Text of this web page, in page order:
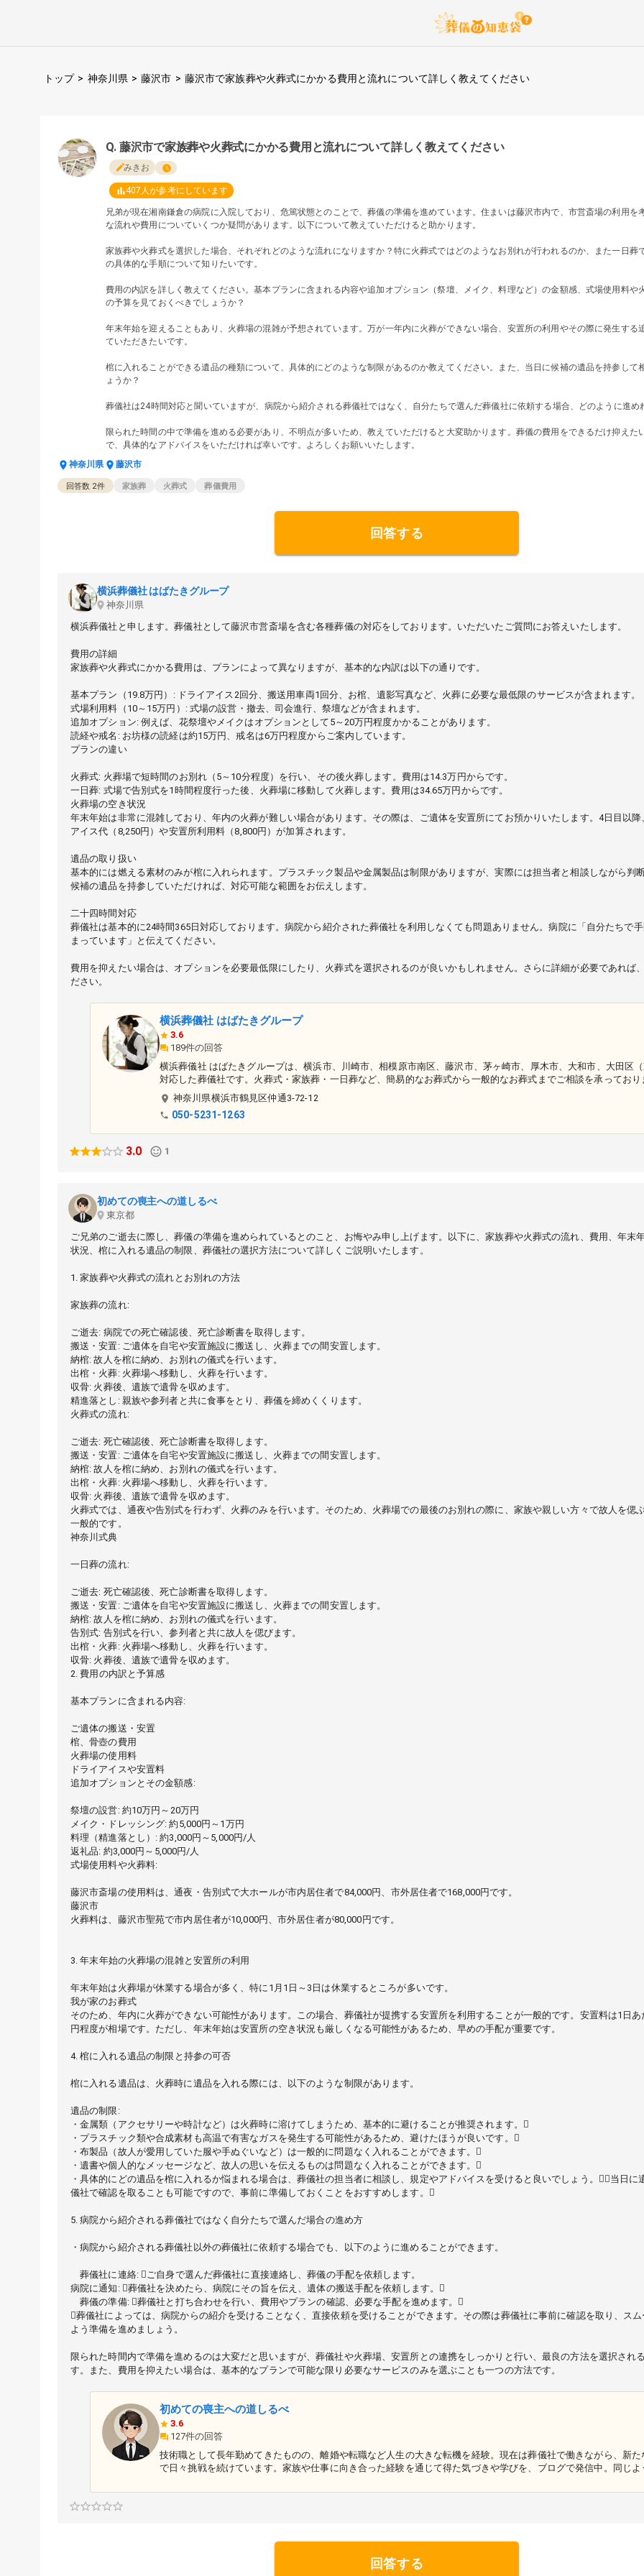
トップ > 神奈川県 > 藤沢市 > 藤沢市で家族葬や火葬式にかかる費用と流れについて詳しく教えてください
藤沢市で家族葬や火葬式にかかる費用と流れについて詳しく教えてください
みきお
407 人が参考にしています
兄弟が現在湘南鎌倉の病院に入院しており、危篤状態とのことで、葬儀の準備を進めています。住まいは藤沢市内で、市営斎場の利用を
な流れや費用についていくつか疑問があります。以下について教えていただけると助かります。
家族葬や火葬式を選択した場合、それぞれどのような流れになりますか？特に火葬式ではどのようなお別れが行われるのか、また一日葬
の具体的な手順について知りたいです。
費用の内訳を詳しく教えてください。基本プランに含まれる内容や追加オプション（祭壇、メイク、料理など）の金額感、式場使用料や
の予算を見ておくべきでしょうか？
年末年始を迎えることもあり、火葬場の混雑が予想されています。万が一年内に火葬ができない場合、安置所の利用やその際に発生する
ていただきたいです。
棺に入れることができる遺品の種類について、具体的にどのような制限があるのか教えてください。また、当日に候補の遺品を持参して
ょうか？
葬儀社は24時間対応と聞いていますが、病院から紹介される葬儀社ではなく、自分たちで選んだ葬儀社に依頼する場合、どのように進め
限られた時間の中で準備を進める必要があり、不明点が多いため、教えていただけると大変助かります。葬儀の費用をできるだけ抑えた
で、具体的なアドバイスをいただければ幸いです。よろしくお願いいたします。
神奈川県
藤沢市
回答数 2件 家族葬 火葬式 葬儀費用
回答する
横浜葬儀社 はばたきグループ
神奈川県
横浜葬儀社と申します。葬儀社として藤沢市営斎場を含む各種葬儀の対応をしております。いただいたご質問にお答えいたします。
費用の詳細
家族葬や火葬式にかかる費用は、プランによって異なりますが、基本的な内訳は以下の通りです。
基本プラン（19.8万円）: ドライアイス2回分、搬送用車両1回分、お棺、遺影写真など、火葬に必要な最低限のサービスが含まれます。
式場利用料（10～15万円）: 式場の設営・撤去、司会進行、祭壇などが含まれます。
追加オプション: 例えば、花祭壇やメイクはオプションとして5～20万円程度かかることがあります。
読経や戒名: お坊様の読経は約15万円、戒名は6万円程度からご案内しています。
プランの違い
火葬式: 火葬場で短時間のお別れ（5～10分程度）を行い、その後火葬します。費用は14.3万円からです。
一日葬: 式場で告別式を1時間程度行った後、火葬場に移動して火葬します。費用は34.65万円からです。
火葬場の空き状況
年末年始は非常に混雑しており、年内の火葬が難しい場合があります。その際は、ご遺体を安置所にてお預かりいたします。4日目以降
アイス代（8,250円）や安置所利用料（8,800円）が加算されます。
遺品の取り扱い
基本的には燃える素材のみが棺に入れられます。プラスチック製品や金属製品は制限がありますが、実際には担当者と相談しながら判
候補の遺品を持参していただければ、対応可能な範囲をお伝えします。
二十四時間対応
葬儀社は基本的に24時間365日対応しております。病院から紹介された葬儀社を利用しなくても問題ありません。病院に「自分たちで
まっています」と伝えてください。
費用を抑えたい場合は、オプションを必要最低限にしたり、火葬式を選択されるのが良いかもしれません。さらに詳細が必要であれば
ださい。
横浜葬儀社 はばたきグループ
3.6
189件の回答
横浜葬儀社 はばたきグループは、横浜市、川崎市、相模原市南区、藤沢市、茅ヶ崎市、厚木市、大和市、大田区
対応した葬儀社です。火葬式・家族葬・一日葬など、簡易的なお葬式から一般的なお葬式までご相談を承っております
横浜市営斎場〉での家族葬専門！ ▶横浜北部斎場 ▶横浜南部斎場 ▶横浜久保山斎場 ▶横浜戸塚斎
であれば市営斎場を市民価格でご利用可能！ ▶費用や流れなど葬儀のお悩みを解消いたします ▶ケアマネージャー
看護師からの依頼も多数あり ▶お葬式がはじめてでよくわからない方に丁寧にご説明いたします ▶女性 葬儀相談
在籍 ▶葬儀に必要なものを含んだプランをご用意
神奈川県横浜市鶴見区仲通3-72-12
050-5231-1263
3.0 1
初めての喪主への道しるべ
東京都
ご兄弟のご逝去に際し、葬儀の準備を進められているとのこと、お悔やみ申し上げます。以下に、家族葬や火葬式の流れ、費用、年末
状況、棺に入れる遺品の制限、葬儀社の選択方法について詳しくご説明いたします。
1. 家族葬や火葬式の流れとお別れの方法
家族葬の流れ:
ご逝去: 病院での死亡確認後、死亡診断書を取得します。
搬送・安置: ご遺体を自宅や安置施設に搬送し、火葬までの間安置します。
納棺: 故人を棺に納め、お別れの儀式を行います。
出棺・火葬: 火葬場へ移動し、火葬を行います。
収骨: 火葬後、遺族で遺骨を収めます。
精進落とし: 親族や参列者と共に食事をとり、葬儀を締めくくります。
火葬式の流れ:
ご逝去: 死亡確認後、死亡診断書を取得します。
搬送・安置: ご遺体を自宅や安置施設に搬送し、火葬までの間安置します。
納棺: 故人を棺に納め、お別れの儀式を行います。
出棺・火葬: 火葬場へ移動し、火葬を行います。
収骨: 火葬後、遺族で遺骨を収めます。
火葬式では、通夜や告別式を行わず、火葬のみを行います。そのため、火葬場での最後のお別れの際に、家族や親しい方々で故人を偲
一般的です。
神奈川式典
一日葬の流れ:
ご逝去: 死亡確認後、死亡診断書を取得します。
搬送・安置: ご遺体を自宅や安置施設に搬送し、火葬までの間安置します。
納棺: 故人を棺に納め、お別れの儀式を行います。
告別式: 告別式を行い、参列者と共に故人を偲びます。
出棺・火葬: 火葬場へ移動し、火葬を行います。
収骨: 火葬後、遺族で遺骨を収めます。
2. 費用の内訳と予算感
基本プランに含まれる内容:
ご遺体の搬送・安置
棺、骨壺の費用
火葬場の使用料
ドライアイスや安置料
追加オプションとその金額感:
祭壇の設営: 約10万円～20万円
メイク・ドレッシング: 約5,000円～1万円
料理（精進落とし）: 約3,000円～5,000円/人
返礼品: 約3,000円～5,000円/人
式場使用料や火葬料:
藤沢市斎場の使用料は、通夜・告別式で大ホールが市内居住者で84,000円、市外居住者で168,000円です。
藤沢市
火葬料は、藤沢市聖苑で市内居住者が10,000円、市外居住者が80,000円です。
3. 年末年始の火葬場の混雑と安置所の利用
年末年始は火葬場が休業する場合が多く、特に1月1日～3日は休業するところが多いです。
我が家のお葬式
そのため、年内に火葬ができない可能性があります。この場合、葬儀社が提携する安置所を利用することが一般的です。安置料は1日
円程度が相場です。ただし、年末年始は安置所の空き状況も厳しくなる可能性があるため、早めの手配が重要です。
4. 棺に入れる遺品の制限と持参の可否
棺に入れる遺品は、火葬時に遺品を入れる際には、以下のような制限があります。
遺品の制限:
・金属類（アクセサリーや時計など）は火葬時に溶けてしまうため、基本的に避けることが推奨されます。
・プラスチック類や合成素材も高温で有害なガスを発生する可能性があるため、避けたほうが良いです。
・布製品（故人が愛用していた服や手ぬぐいなど）は一般的に問題なく入れることができます。
・遺書や個人的なメッセージなど、故人の思いを伝えるものは問題なく入れることができます。
・具体的にどの遺品を棺に入れるか悩まれる場合は、葬儀社の担当者に相談し、規定やアドバイスを受けると良いでしょう。当日に
儀社で確認を取ることも可能ですので、事前に準備しておくことをおすすめします。
5. 病院から紹介される葬儀社ではなく自分たちで選んだ場合の進め方
・病院から紹介される葬儀社以外の葬儀社に依頼する場合でも、以下のように進めることができます。
葬儀社に連絡: ご自身で選んだ葬儀社に直接連絡し、葬儀の手配を依頼します。
病院に通知: 葬儀社を決めたら、病院にその旨を伝え、遺体の搬送手配を依頼します。
葬儀の準備: 葬儀社と打ち合わせを行い、費用やプランの確認、必要な手配を進めます。
葬儀社によっては、病院からの紹介を受けることなく、直接依頼を受けることができます。その際は葬儀社に事前に確認を取り、ス
よう準備を進めましょう。
限られた時間内で準備を進めるのは大変だと思いますが、葬儀社や火葬場、安置所との連携をしっかりと行い、最良の方法を選択され
す。また、費用を抑えたい場合は、基本的なプランで可能な限り必要なサービスのみを選ぶことも一つの方法です。
初めての喪主への道しるべ
3.6
127件の回答
技術職として長年勤めてきたものの、離婚や転職など人生の大きな転機を経験。現在は葬儀社で働きながら、新た
で日々挑戦を続けています。家族や仕事に向き合った経験を通じて得た気づきや学びを、ブログで発信中。同じよ
つ進むことを信念に、挑戦を続けています。 <a href="https://okuriokurare.blog/" target="_blank">https://
回答する